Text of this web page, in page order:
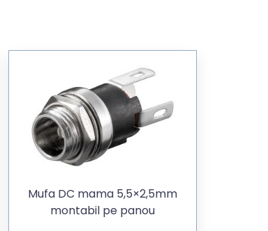
Mufa DC mama 5,5×2,5mm
montabil pe panou